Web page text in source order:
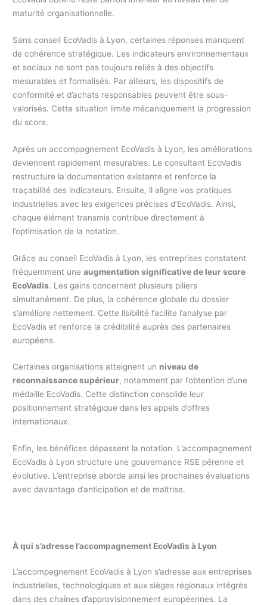
maturité organisationnelle.
Sans conseil EcoVadis à Lyon, certaines réponses manquent
de cohérence stratégique. Les indicateurs environnementaux
et sociaux ne sont pas toujours reliés à des objectifs
mesurables et formalisés. Par ailleurs, les dispositifs de
conformité et d’achats responsables peuvent être sous-
valorisés. Cette situation limite mécaniquement la progression
du score.
Après un accompagnement EcoVadis à Lyon, les améliorations
deviennent rapidement mesurables. Le consultant EcoVadis
restructure la documentation existante et renforce la
traçabilité des indicateurs. Ensuite, il aligne vos pratiques
industrielles avec les exigences précises d’EcoVadis. Ainsi,
chaque élément transmis contribue directement à
l’optimisation de la notation.
Grâce au conseil EcoVadis à Lyon, les entreprises constatent
fréquemment uneaugmentation significative de leur score
EcoVadis. Les gains concernent plusieurs piliers
simultanément. De plus, la cohérence globale du dossier
s’améliore nettement. Cette lisibilité facilite l’analyse par
EcoVadis et renforce la crédibilité auprès des partenaires
européens.
Certaines organisations atteignent un niveau de
reconnaissance supérieur, notamment par l’obtention d’une
médaille EcoVadis. Cette distinction consolide leur
positionnement stratégique dans les appels d’offres
internationaux.
Enfin, les bénéfices dépassent la notation. L’accompagnement
EcoVadis à Lyon structure une gouvernance RSE pérenne et
évolutive. L’entreprise aborde ainsi les prochaines évaluations
avec davantage d’anticipation et de maîtrise.
À qui s’adresse l’accompagnement EcoVadis à Lyon
L’accompagnement EcoVadis à Lyon s’adresse aux entreprises
industrielles, technologiques et aux sièges régionaux intégrés
dans des chaînes d’approvisionnement européennes. La